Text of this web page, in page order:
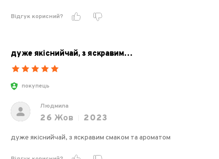
Відгук корисний?
дуже якіснийчай, з яскравим…
покупець
Людмила
26 Жов 2023
дуже якіснийчай, з яскравим смаком та ароматом